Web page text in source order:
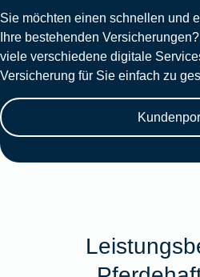
Sie möchten einen schnellen und
Ihre bestehenden
viele verschiedene digitale
Versicherung für Sie einfach zu